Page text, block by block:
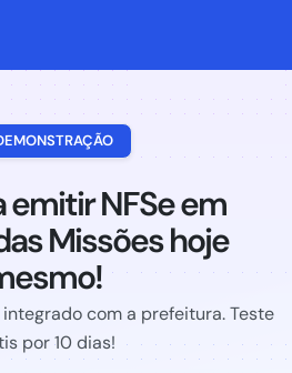
emitir NFSe em
Missões hoje
com a prefeitura. Teste
por 10 dias!